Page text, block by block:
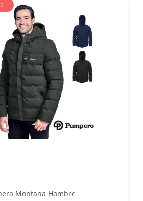
Montana Hombre